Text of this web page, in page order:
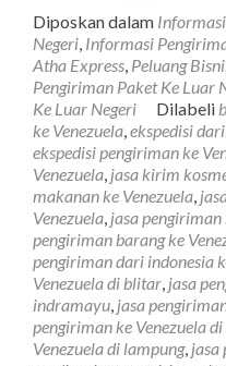
about
Jasa
Pengiriman
Barang
Ke
Venezuela
Tarif
Paling
Murah
Diposkan dalam
Negeri, Informasi
Atha Express, Peluang
Pengiriman Paket Ke Luar
Ke Luar Negeri
Dilabeli
ke Venezuela,ekspedisi
ekspedisi pengiriman ke
Venezuela, jasa kirim
makanan ke Venezuela,
Venezuela, jasa pengiriman
pengiriman barang ke
pengiriman dari indonesia
Venezuela di blitar, jasa
indramayu, jasa
pengiriman ke Venezuela
Venezuela di lampung, jasa